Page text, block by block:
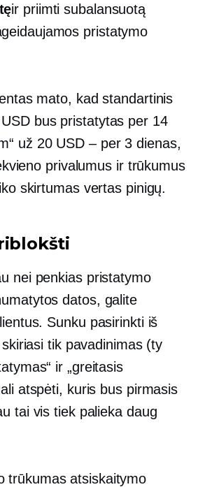
ir priimti subalansuotą
pristatymo
mato, kad standartinis
bus pristatytas per 14
už 20 USD – per 3 dienas,
privalumus ir trūkumus
skirtumas vertas pinigų.
nei penkias pristatymo
datos, galite
Sunku pasirinkti iš
tik pavadinimas (ty
ir „greitasis
atspėti, kuris bus pirmasis
tai vis tiek palieka daug
trūkumas atsiskaitymo